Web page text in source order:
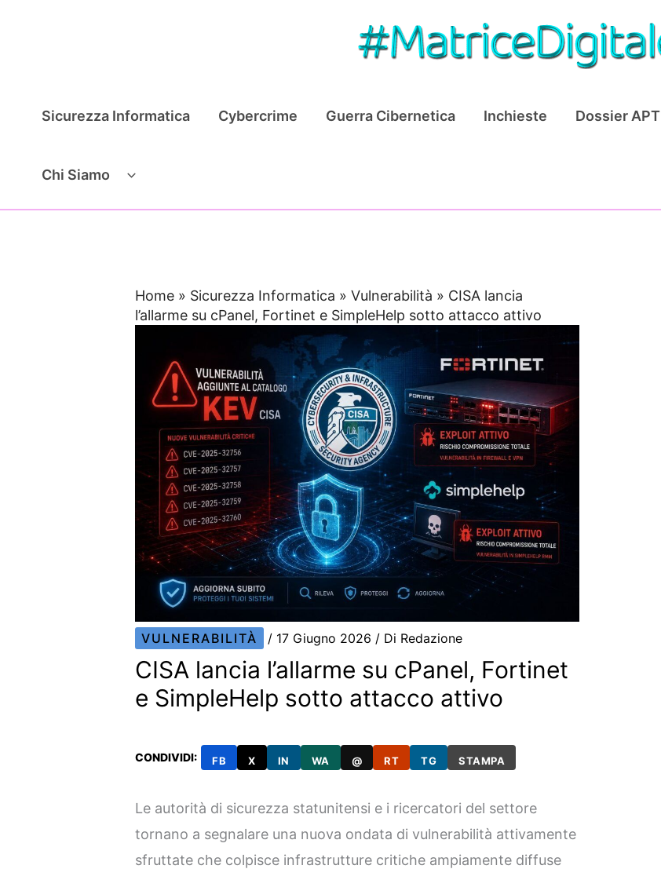
Sicurezza Informatica Cybercrime Guerra Cibernetica Inchieste Dossier APT
Chi Siamo
Home » Sicurezza Informatica »Vulnerabilità » CISA lancia
l’allarme su cPanel, Fortinet e SimpleHelp sotto attacco attivo
VULNERABILITÀ / 17 Giugno 2026 / Di Redazione
CISA lancia l’allarme su cPanel, Fortinet
e SimpleHelp sotto attacco attivo
CONDIVIDI: FB X IN WA @ RT TG STAMPA
Le autorità di sicurezza statunitensi e i ricercatori del settore
tornano a segnalare una nuova ondata di vulnerabilità attivamente
sfruttate che colpisce infrastrutture critiche ampiamente diffuse